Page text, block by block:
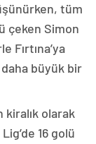
tüm
çeken Simon
Fırtına’ya
büyük bir
kiralık olarak
16 golü